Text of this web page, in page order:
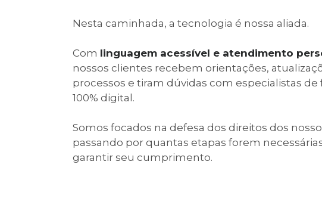
Nesta caminhada, a tecnologia é nossa aliada.
Com linguagem acessível e atendimento
nossos clientes recebem orientações,
processos e tiram dúvidas com especialistas de
100% digital.
Somos focados na defesa dos direitos dos
passando por quantas etapas forem
garantir seu cumprimento.